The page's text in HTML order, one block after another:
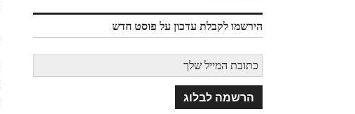
הירשמו לקבלת עדכון על פוסט חדש